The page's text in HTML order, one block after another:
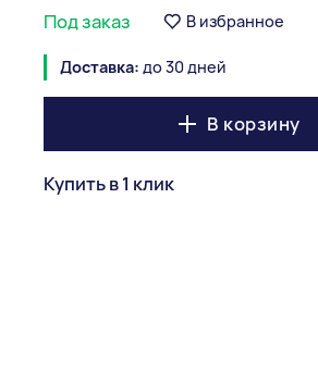
Под заказ В избранное
Доставка: до 30 дней
В корзину
Купить в 1 клик